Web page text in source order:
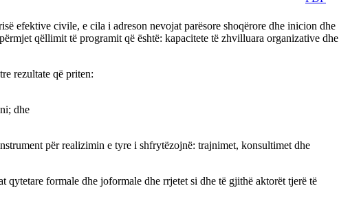
efektive civile, e cila i adreson nevojat parësore shoqërore dhe inicion dhe
qëllimit të programit që është: kapacitete të zhvilluara organizative dhe
rezultate që priten:
dhe
për realizimin e tyre i shfrytëzojnë: trajnimet, konsultimet dhe
formale dhe joformale dhe rrjetet si dhe të gjithë aktorët tjerë të